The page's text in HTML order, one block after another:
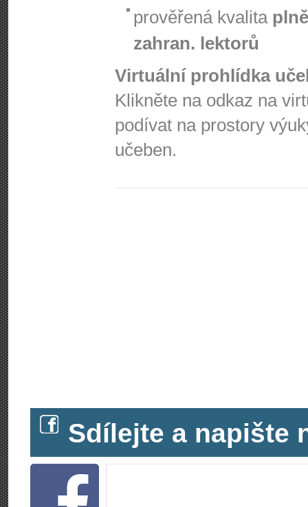
prověřená kvalita
zahran. lektorů
Virtuální prohlídka
Klikněte na odkaz na
podívat na prostory
učeben.
Sdílejte a napište